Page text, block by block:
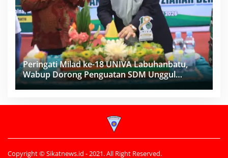
Peringati Milad ke-18 UNIVA Labuhanbatu,
Wabup Dorong Penguatan SDM Unggul
Menuju Indonesia Emas 2045
Copyright © Sikatnews.id - 2021. All Right Reserved.